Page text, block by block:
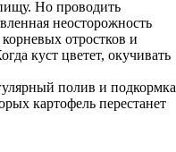
Но проводить
неосторожность
отростков и
куст цветет, окучивать
полив и подкормка
картофель перестанет